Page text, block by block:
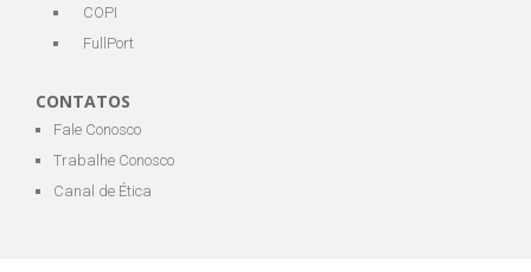
COPI
FullPort
CONTATOS
Fale Conosco
Trabalhe Conosco
Canal de Ética